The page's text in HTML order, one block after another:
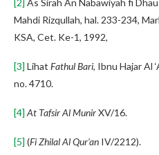
[2] As Sirah An Nabawiyah fi
Mahdi Rizqullah, hal. 233-234,
KSA, Cet. Ke-1, 1992,
[3] Lihat Fathul Bari, Ibnu Hajar Al
no. 4710.
[4] At Tafsir Al MunirXV/16.
[5] (Fi Zhilal Al Qur’an IV/2212).